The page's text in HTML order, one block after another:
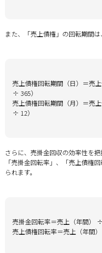
また、「売上債権」の回転期間
売上債権回転期間（日）＝売
÷ 365）
売上債権回転期間（月）＝売
÷ 12）
さらに、売掛金回収の効率性を
「売掛金回転率」、「売上債権
られます。
売掛金回転率＝売上（年間）
売上債権回転率＝売上（年間